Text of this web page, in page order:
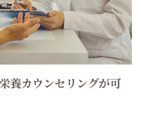
養カウンセリングが可